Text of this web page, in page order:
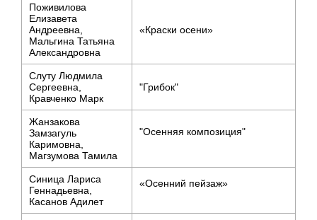
Поживилова
Елизавета
Андреевна,
Мальгина Татьяна
Александровна
«Краски осени»
Слуту Людмила
Сергеевна,
Кравченко Марк
"Грибок"
Жанзакова
Замзагуль
Каримовна,
Магзумова Тамила
"Осенняя композиция"
Синица Лариса
Геннадьевна,
Касанов Адилет
«Осенний пейзаж»